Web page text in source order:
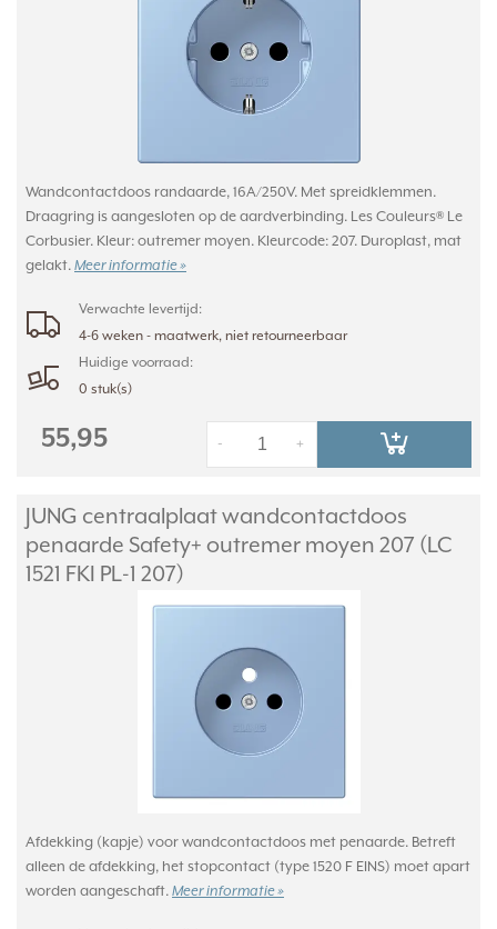
Wandcontactdoos randaarde, 16A/250V. Met spreidklemmen.
Draagring is aangesloten op de aardverbinding. Les Couleurs® Le
Corbusier. Kleur: outremer moyen. Kleurcode: 207. Duroplast, mat
gelakt. Meer informatie »
Verwachte levertijd:
4-6 weken - maatwerk, niet retourneerbaar
Huidige voorraad:
0 stuk(s)
55,95 +
-
JUNG centraalplaat wandcontactdoos
penaarde Safety+ outremer moyen 207 (LC
1521 FKI PL-1 207)
Afdekking (kapje) voor wandcontactdoos met penaarde. Betreft
alleen de afdekking, het stopcontact (type 1520 F EINS) moet apart
worden aangeschaft. Meer informatie »